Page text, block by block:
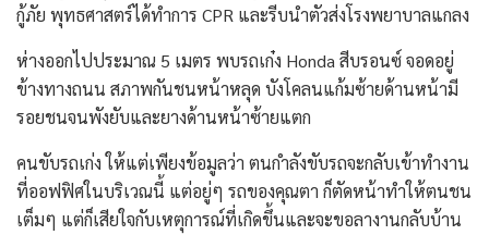
กู้ภัย พุทธศาสตร์ได้ทำการ CPR และรีบนำตัวส่งโรงพยาบาลแกลง
ห่างออกไปประมาณ 5 เมตร พบรถเก๋ง Honda สีบรอนซ์ จอดอยู่
ข้างทางถนน สภาพกันชนหน้าหลุด บังโคลนแก้มซ้ายด้านหน้ามี
รอยชนจนพังยับและยางด้านหน้าซ้ายแตก
คนขับรถเก่ง ให้แต่เพียงข้อมูลว่า ตนกำลังขับรถจะกลับเข้าทำงาน
ที่ออฟฟิศในบริเวณนี้ แต่อยู่ๆ รถของคุณตา ก็ตัดหน้าทำให้ตนชน
เต็มๆ แต่ก็เสียใจกับเหตุการณ์ที่เกิดขึ้นและจะขอลางานกลับบ้าน